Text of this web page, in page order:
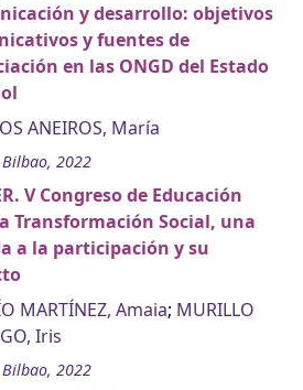
y desarrollo: objetivos
y fuentes de
en las ONGD del Estado
ANEIROS, María
2022
V Congreso de Educación
Transformación Social, una
a la participación y su
MARTÍNEZ, Amaia; MURILLO
Iris
2022